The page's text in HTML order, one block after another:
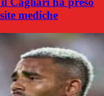
mediche